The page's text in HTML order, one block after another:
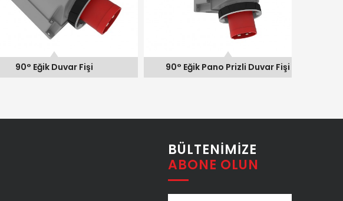
90° Eğik Duvar Fişi 90° Eğik Pano Prizli Duvar Fişi
BÜLTENIMIZE
ABONE OLUN